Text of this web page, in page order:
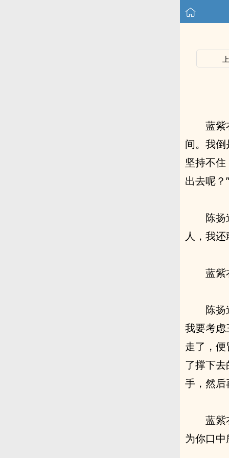
蓝紫
间。我
坚持不
出去呢？”
陈
人，我
蓝紫
陈
我要考
走了，
了撑下
手，然后
蓝紫
为你口